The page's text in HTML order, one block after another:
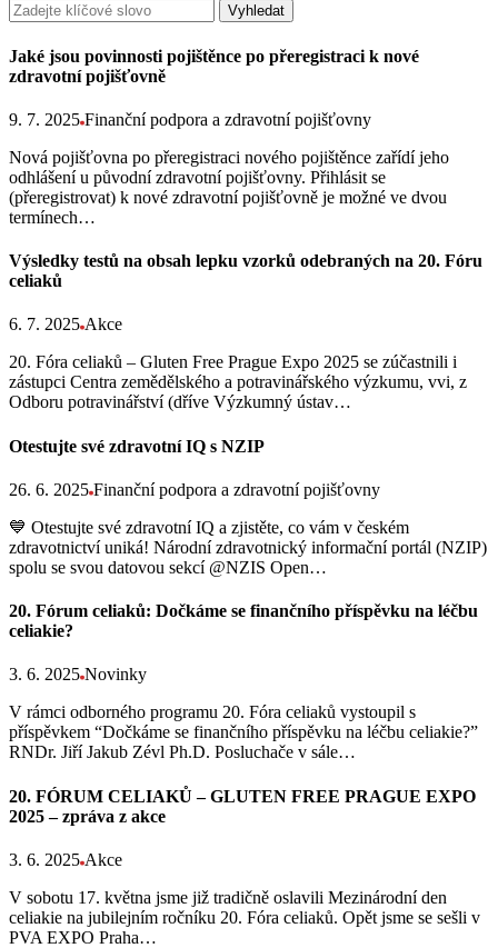
Vyhledat
Jaké jsou povinnosti pojištěnce po přeregistraci k nové
zdravotní pojišťovně
9. 7. 2025 Finanční podpora a zdravotní pojišťovny
Nová pojišťovna po přeregistraci nového pojištěnce zařídí jeho
odhlášení u původní zdravotní pojišťovny. Přihlásit se
(přeregistrovat) k nové zdravotní pojišťovně je možné ve dvou
termínech…
Výsledky testů na obsah lepku vzorků odebraných na 20. Fóru
celiaků
6. 7. 2025 Akce
20. Fóra celiaků – Gluten Free Prague Expo 2025 se zúčastnili i
zástupci Centra zemědělského a potravinářského výzkumu, vvi, z
Odboru potravinářství (dříve Výzkumný ústav…
Otestujte své zdravotní IQ s NZIP
26. 6. 2025 Finanční podpora a zdravotní pojišťovny
💙 Otestujte své zdravotní IQ a zjistěte, co vám v českém
zdravotnictví uniká! Národní zdravotnický informační portál (NZIP)
spolu se svou datovou sekcí @NZIS Open…
20. Fórum celiaků: Dočkáme se finančního příspěvku na léčbu
celiakie?
3. 6. 2025 Novinky
V rámci odborného programu 20. Fóra celiaků vystoupil s
příspěvkem “Dočkáme se finančního příspěvku na léčbu celiakie?”
RNDr. Jiří Jakub Zévl Ph.D. Posluchače v sále…
20. FÓRUM CELIAKŮ – GLUTEN FREE PRAGUE EXPO
2025 – zpráva z akce
3. 6. 2025 Akce
V sobotu 17. května jsme již tradičně oslavili Mezinárodní den
celiakie na jubilejním ročníku 20. Fóra celiaků. Opět jsme se sešli v
PVA EXPO Praha…